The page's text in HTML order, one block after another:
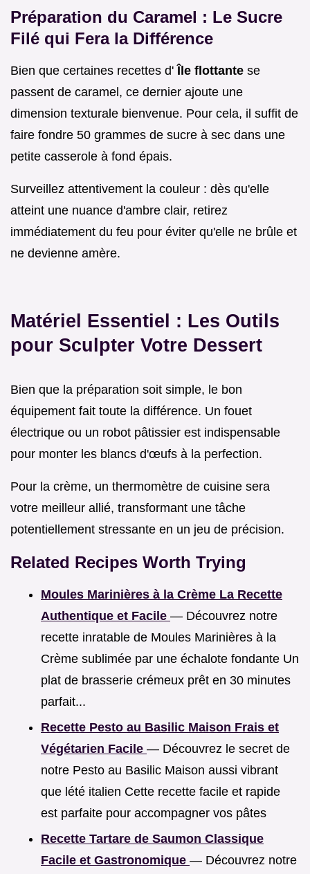
Préparation du Caramel : Le Sucre
Filé qui Fera la Différence
Bien que certaines recettes d' Île flottante se
passent de caramel, ce dernier ajoute une
dimension texturale bienvenue. Pour cela, il suffit de
faire fondre 50 grammes de sucre à sec dans une
petite casserole à fond épais.
Surveillez attentivement la couleur : dès qu'elle
atteint une nuance d'ambre clair, retirez
immédiatement du feu pour éviter qu'elle ne brûle et
ne devienne amère.
Matériel Essentiel : Les Outils
pour Sculpter Votre Dessert
Bien que la préparation soit simple, le bon
équipement fait toute la différence. Un fouet
électrique ou un robot pâtissier est indispensable
pour monter les blancs d'œufs à la perfection.
Pour la crème, un thermomètre de cuisine sera
votre meilleur allié, transformant une tâche
potentiellement stressante en un jeu de précision.
Related Recipes Worth Trying
Moules Marinières à la Crème La Recette
Authentique et Facile — Découvrez notre
recette inratable de Moules Marinières à la
Crème sublimée par une échalote fondante Un
plat de brasserie crémeux prêt en 30 minutes
parfait...
Recette Pesto au Basilic Maison Frais et
Végétarien Facile — Découvrez le secret de
notre Pesto au Basilic Maison aussi vibrant
que lété italien Cette recette facile et rapide
est parfaite pour accompagner vos pâtes
Recette Tartare de Saumon Classique
Facile et Gastronomique — Découvrez notre